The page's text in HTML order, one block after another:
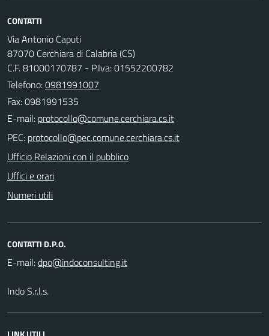
CONTATTI
Via Antonio Caputi
87070 Cerchiara di Calabria (CS)
C.F. 81000170787 - P.Iva: 01552200782
Telefono:0981991007
Fax: 0981991535
E-mail:
PEC:
Ufficio Relazioni con il pubblico
Uffici e orari
Numeri utili
CONTATTI D.P.O.
E-mail:
Indo S.r.l.s.